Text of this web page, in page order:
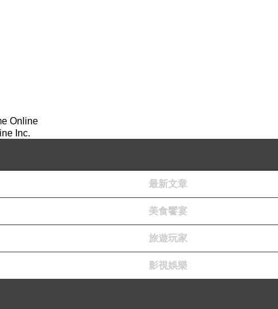
號是自然色是強調一般膚色
Online
Inc.
最新文章
美食饗宴
旅遊玩家
影視娛樂